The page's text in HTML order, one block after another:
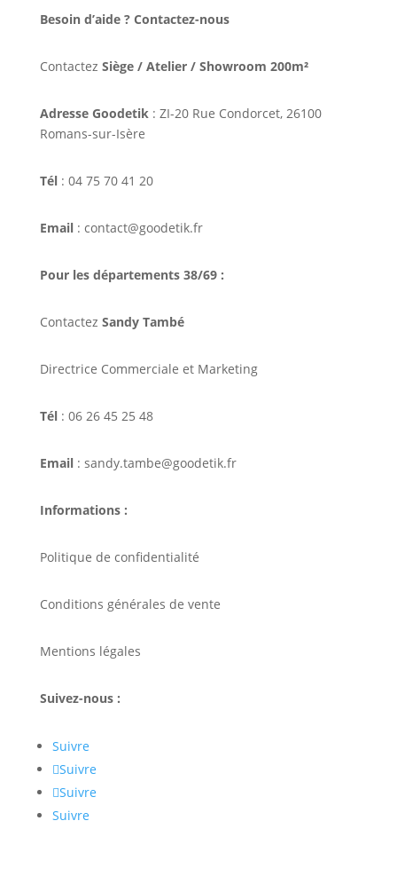
Besoin d’aide ? Contactez-nous
Contactez Siège / Atelier / Showroom 200m²
Adresse Goodetik: ZI-20 Rue Condorcet, 26100
Romans-sur-Isère
Tél: 04 75 70 41 20
Email: contact@goodetik.fr
Pour les départements 38/69 :
Contactez Sandy També
Directrice Commerciale et Marketing
Tél: 06 26 45 25 48
Email: sandy.tambe@goodetik.fr
Informations :
Politique de confidentialité
Conditions générales de vente
Mentions légales
Suivez-nous :
Suivre
Suivre
Suivre
Suivre